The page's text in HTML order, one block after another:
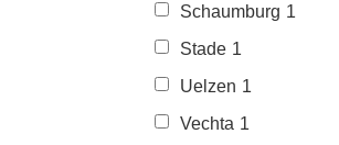
Schaumburg 1
Stade 1
Uelzen 1
Vechta 1